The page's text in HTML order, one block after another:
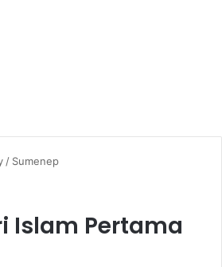
/ Sumenep
Islam Pertama